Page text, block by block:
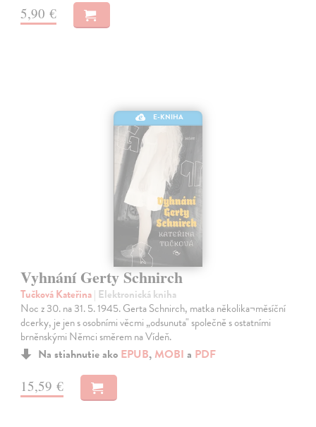
5,90 €
E-KNIHA
Vyhnání Gerty Schnirch
Tučková Kateřina| Elektronická kniha
Noc z 30. na 31. 5. 1945. Gerta Schnirch, matka několika¬měsíční
dcerky, je jen s osobními věcmi „odsunuta" společně s ostatními
brněnskými Němci směrem na Vídeň.
Na stiahnutie ako EPUB, MOBI a PDF
15,59 €